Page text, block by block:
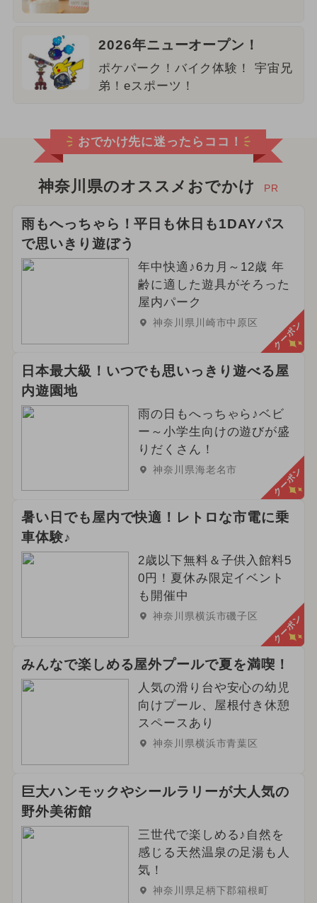
2026年ニューオープン！
ポケパーク！バイク体験！ 宇宙兄
弟！eスポーツ！
おでかけ先に迷ったらココ！
神奈川県のオススメおでかけ PR
雨もへっちゃら！平日も休日も1DAYパス
で思いきり遊ぼう
年中快適♪6カ月～12歳 年
齢に適した遊具がそろった
屋内パーク
神奈川県川崎市中原区 クーポン
日本最大級！いつでも思いっきり遊べる屋
内遊園地
雨の日もへっちゃら♪ベビ
ー～小学生向けの遊びが盛
りだくさん！
神奈川県海老名市 クーポン
暑い日でも屋内で快適！レトロな市電に乗
車体験♪
2歳以下無料＆子供入館料5
0円！夏休み限定イベント
も開催中
神奈川県横浜市磯子区 クーポン
みんなで楽しめる屋外プールで夏を満喫！
人気の滑り台や安心の幼児
向けプール、屋根付き休憩
スペースあり
神奈川県横浜市青葉区
巨大ハンモックやシールラリーが大人気の
野外美術館
三世代で楽しめる♪自然を
感じる天然温泉の足湯も人
気！
神奈川県足柄下郡箱根町